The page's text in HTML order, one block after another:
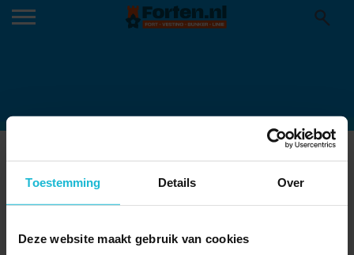
Toestemming Details Over
Deze website maakt gebruik van cookies